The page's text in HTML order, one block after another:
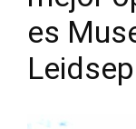
es